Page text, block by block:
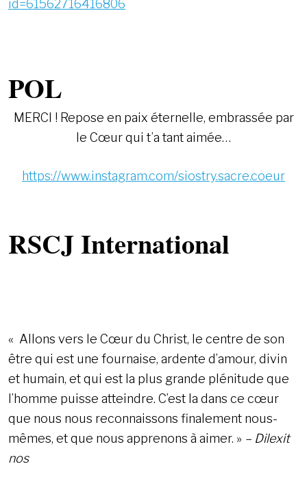
id=61562716416806
POL
MERCI ! Repose en paix éternelle, embrassée par
le Cœur qui t’a tant aimée…
https://www.instagram.com/siostry.sacre.coeur
RSCJ International
« Allons vers le Cœur du Christ, le centre de son
être qui est une fournaise, ardente d’amour, divin
et humain, et qui est la plus grande plénitude que
l’homme puisse atteindre. C’est la dans ce cœur
que nous nous reconnaissons finalement nous-
mêmes, et que nous apprenons à aimer. » – Dilexit
nos